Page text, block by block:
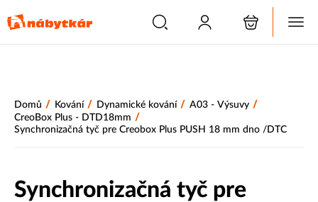
Domů / Kování / Dynamické kování / A03 - Výsuvy /
CreoBox Plus - DTD18mm /
Synchronizačná tyč pre Creobox Plus PUSH 18 mm dno /DTC
Synchronizačná tyč pre